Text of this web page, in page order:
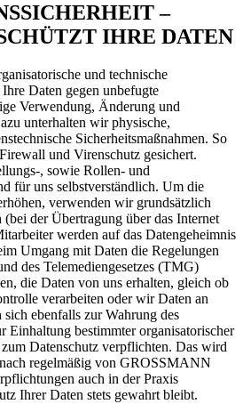
–
IHRE DATEN
und technische
Daten gegen unbefugte
Verwendung, Änderung und
unterhalten wir physische,
Sicherheitsmaßnahmen. So
und Virenschutz gesichert.
, sowie Rollen- und
für uns selbstverständlich. Um die
verwenden wir grundsätzlich
(bei der Übertragung über das Internet
werden auf das Datengeheimnis
Umgang mit Daten die Regelungen
des Telemediengesetzes (TMG)
die Daten von uns erhalten, gleich ob
verarbeiten oder wir Daten an
sich ebenfalls zur Wahrung des
Einhaltung bestimmter organisatorischer
Datenschutz verpflichten. Das wird
regelmäßig von GROSSMANN
auch in der Praxis
Ihrer Daten stets gewahrt bleibt.